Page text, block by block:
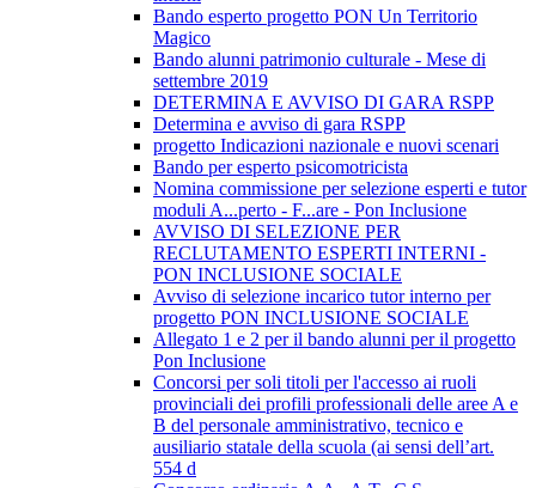
Bando esperto progetto PON Un Territorio
Magico
Bando alunni patrimonio culturale - Mese di
settembre 2019
DETERMINA E AVVISO DI GARA RSPP
Determina e avviso di gara RSPP
progetto Indicazioni nazionale e nuovi scenari
Bando per esperto psicomotricista
Nomina commissione per selezione esperti e tutor
moduli A...perto - F...are - Pon Inclusione
AVVISO DI SELEZIONE PER
RECLUTAMENTO ESPERTI INTERNI -
PON INCLUSIONE SOCIALE
Avviso di selezione incarico tutor interno per
progetto PON INCLUSIONE SOCIALE
Allegato 1 e 2 per il bando alunni per il progetto
Pon Inclusione
Concorsi per soli titoli per l'accesso ai ruoli
provinciali dei profili professionali delle aree A e
B del personale amministrativo, tecnico e
ausiliario statale della scuola (ai sensi dell’art.
554 d